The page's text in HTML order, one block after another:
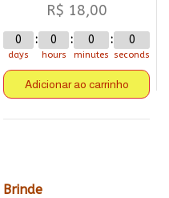
R$ 18,00
0
days
0
hours
0
minutes
0
seconds
Adicionar ao carrinho
Brinde